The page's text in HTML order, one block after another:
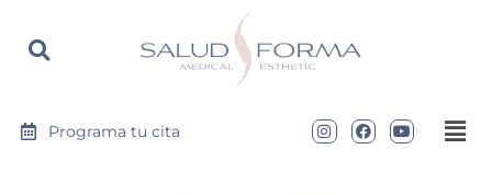
https://saludyformamedical.com
Programa tu cita